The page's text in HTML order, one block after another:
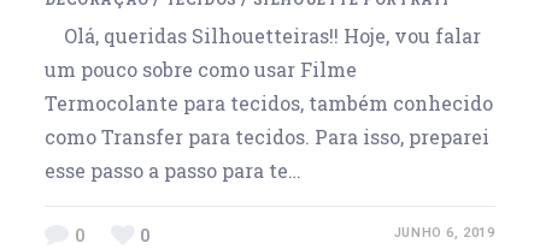
Olá, queridas Silhouetteiras!! Hoje, vou falar
um pouco sobre como usar Filme
Termocolante para tecidos, também conhecido
como Transfer para tecidos. Para isso, preparei
esse passo a passo para te…
0 0 JUNHO 6, 2019